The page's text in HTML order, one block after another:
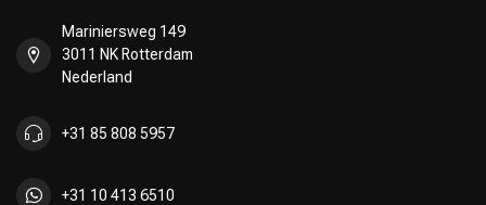
Mariniersweg 149
3011 NK Rotterdam
Nederland
+31 85 808 5957
+31 10 413 6510